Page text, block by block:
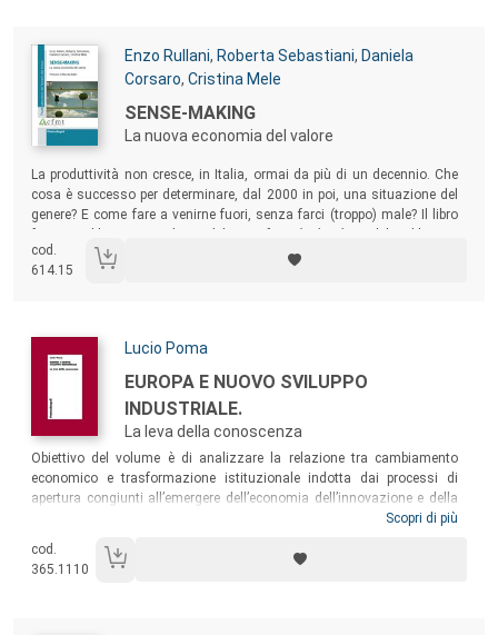
Autori:
Enzo Rullani, Roberta Sebastiani, Daniela
Corsaro, Cristina Mele
Titolo:
SENSE-MAKING
La nuova economia del valore
Sommario:
La produttività non cresce, in Italia, ormai da più di un decennio. Che
cosa è successo per determinare, dal 2000 in poi, una situazione del
genere? E come fare a venirne fuori, senza farci (troppo) male? Il libro
dei possibili rimedi.
cod.
614.15
Autori:
Lucio Poma
Titolo:
EUROPA E NUOVO SVILUPPO
INDUSTRIALE.
La leva della conoscenza
Sommario:
Obiettivo del volume è di analizzare la relazione tra cambiamento
economico e trasformazione istituzionale indotta dai processi di
apertura congiunti all’emergere dell’economia dell’innovazione e della
governance economicae
fino a discendere nei contesti locali più specifici, alla ricerca della
produzione e della diffusione di conoscenza.
Scopri di più
cod.
365.1110